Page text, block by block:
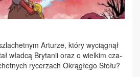
Ar­tu­rze, któ­ry wy­cią­gnął
wład­cą Bry­ta­nii oraz o wiel­kim cza­
ry­cer­zach Okrą­głe­go Sto­łu?